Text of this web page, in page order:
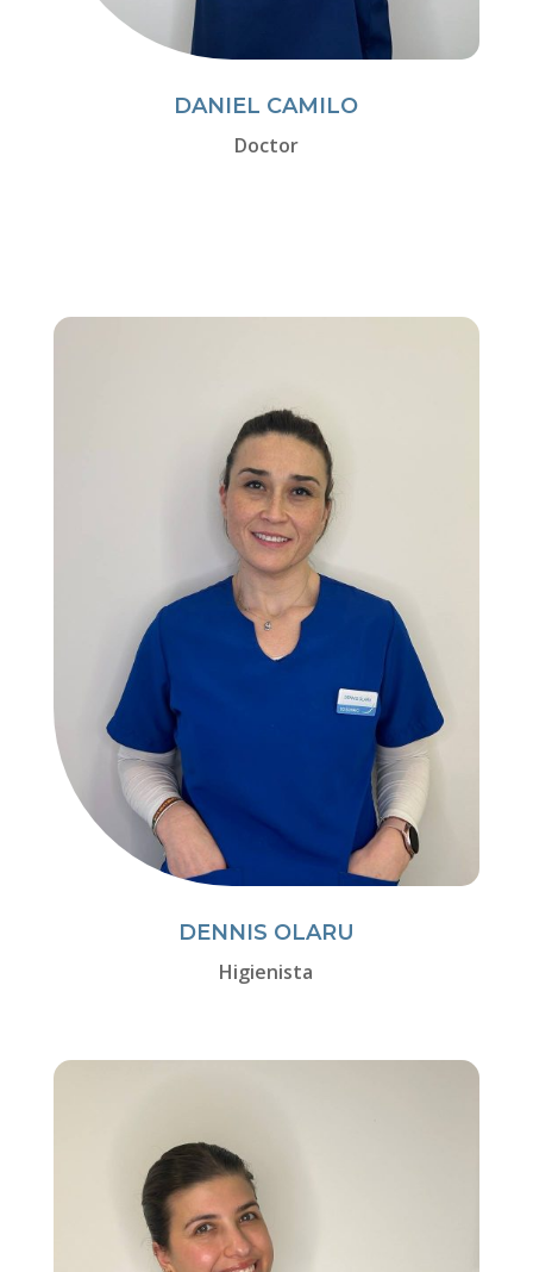
DANIEL CAMILO
Doctor
DENNIS OLARU
Higienista